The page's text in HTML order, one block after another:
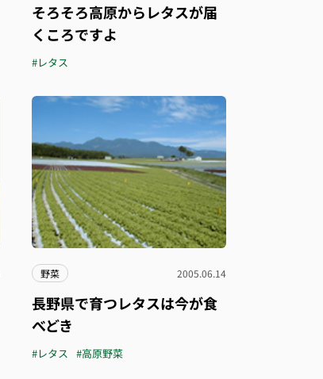
そろそろ高原からレタスが届
くころですよ
#レタス
野菜 2005.06.14
長野県で育つレタスは今が食
べどき
#レタス #高原野菜